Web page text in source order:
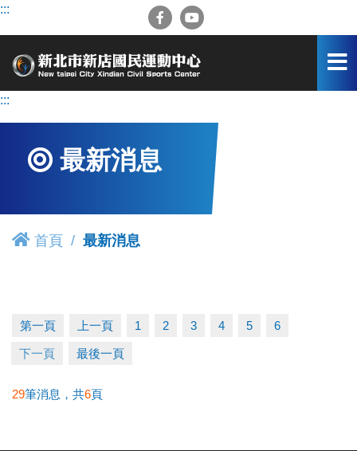
跳
容
:::
:::
最新消息
首頁 最新消息
第一頁 上一頁 1 2 3 4 5 6
下一頁 最後一頁
29筆消息，共6頁